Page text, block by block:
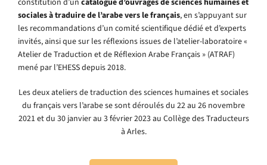
sociales à traduire de l’arabe vers le français, en s’appuyant sur
les recommandations d’un comité scientifique dédié et d’experts
invités, ainsi que sur les réflexions issues de l’atelier-laboratoire «
Atelier de Traduction et de Réflexion Arabe Français » (ATRAF)
mené par l’EHESS depuis 2018.
Les deux ateliers de traduction des sciences humaines et sociales
du français vers l’arabe se sont déroulés du 22 au 26 novembre
2021 et du 30 janvier au 3 février 2023 au Collège des Traducteurs
à Arles.